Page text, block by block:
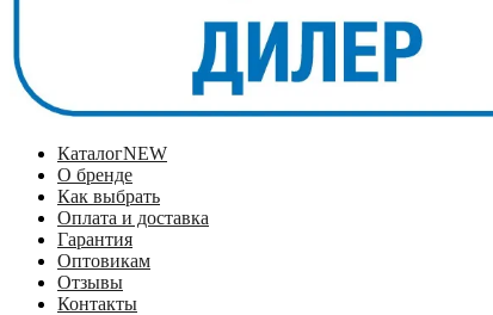
КаталогNEW
О бренде
Как выбрать
Оплата и доставка
Гарантия
Оптовикам
Отзывы
Контакты